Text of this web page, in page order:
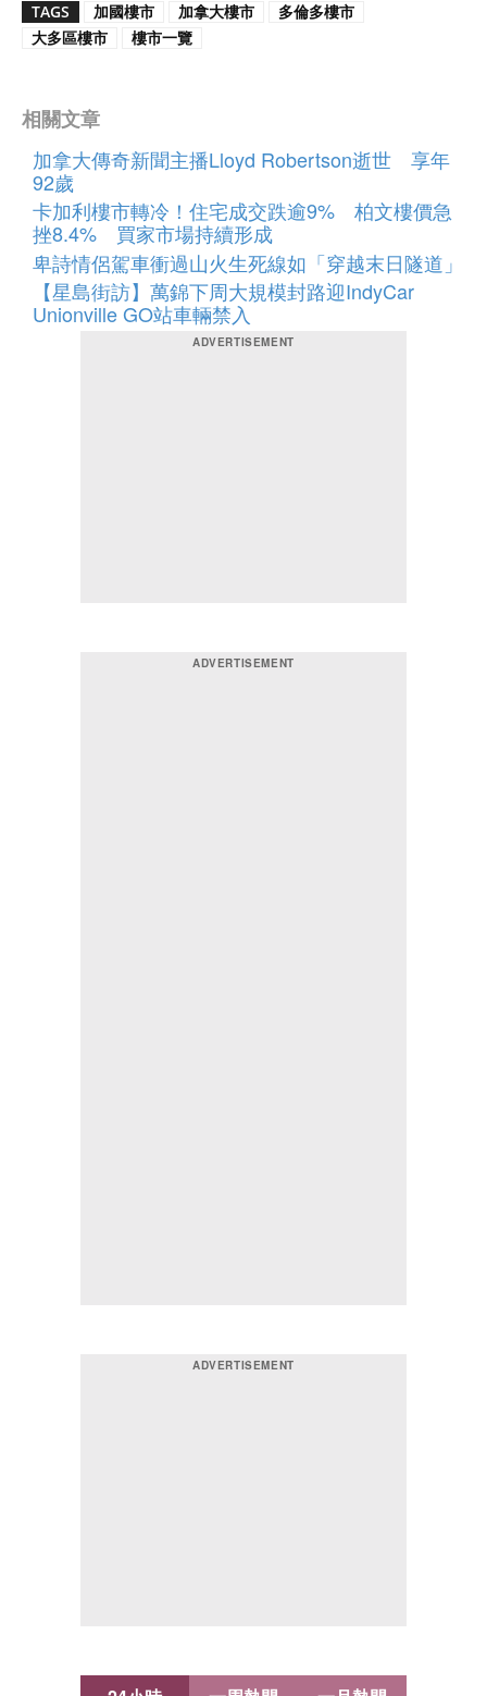
TAGS 加國樓市 加拿大樓市
多倫多樓市
大多區樓市
樓市一覽
相關文章
加拿大傳奇新聞主播Lloyd Robertson逝世 享年
92歲
卡加利樓市轉冷！住宅成交跌逾9% 柏文樓價急
挫8.4% 買家市場持續形成
卑詩情侶駕車衝過山火生死線如「穿越末日隧道」
【星島街訪】萬錦下周大規模封路迎IndyCar
Unionville GO站車輛禁入